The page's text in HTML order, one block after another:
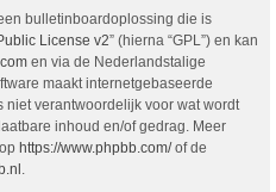
bulletinboardoplossing die is
License v2” (hierna “GPL”) en kan
en via de Nederlandstalige
maakt internetgebaseerde
verantwoordelijk voor wat wordt
inhoud en/of gedrag. Meer
https://www.phpbb.com/of de
.